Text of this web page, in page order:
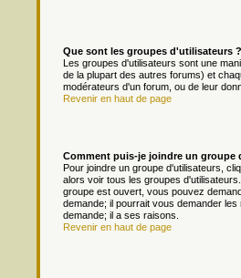
Que sont les groupes d'utilisateurs ?
Les groupes d'utilisateurs sont une
de la plupart des autres forums) et
modérateurs d'un forum, ou de leur
Revenir en haut de page
Comment puis-je joindre un groupe
Pour joindre un groupe d'utilisateurs,
alors voir tous les groupes
groupe est ouvert, vous pouvez
demande; il pourrait vous demander
demande; il a ses raisons.
Revenir en haut de page